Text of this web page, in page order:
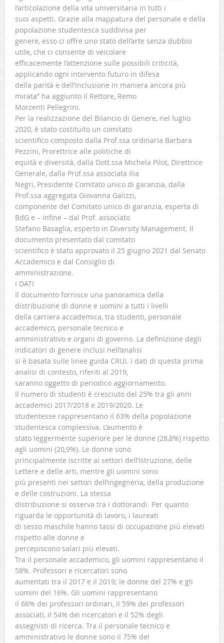
l’articolazione della vita universitaria in tutti i
suoi aspetti. Grazie alla mappatura del personale e della
popolazione studentesca suddivisa per
genere, esso ci offre uno stato dell’arte senza dubbio
utile, che ci consente di veicolare
efficacemente l’attenzione sulle possibili criticità,
applicando ogni intervento futuro in difesa
della parità e dell’inclusione in maniera ancora più
mirata” ha aggiunto il Rettore, Remo
Morzenti Pellegrini.
Per la realizzazione del Bilancio di Genere, nel luglio
2020, è stato costituito un comitato
scientifico composto dalla Prof.ssa ordinaria Barbara
Pezzini, Prorettrice alle politiche di
equità e diversità, dalla Dott.ssa Michela Pilot, Direttrice
Generale, dalla Prof.ssa associata Ilia
Negri, Presidente Comitato unico di garanzia, dalla
Prof.ssa aggregata Giovanna Galizzi,
componente del Comitato unico di garanzia, esperta di
BdG e – infine – dal Prof. associato
Stefano Basaglia, esperto in Diversity Management. Il
documento presentato dal comitato
scientifico è stato approvato il 25 giugno 2021 dal Senato
Accademico e dal Consiglio di
amministrazione.
I DATI
Il documento fornisce una panoramica della
distribuzione di donne e uomini a tutti i livelli
della carriera accademica, tra studenti, personale
accademico, personale tecnico e
amministrativo e organi di governo. La definizione degli
indicatori di genere inclusi nell’analisi
si è basata sulle linee guida CRUI. I dati di questa prima
analisi di contesto, riferiti al 2019,
saranno oggetto di periodico aggiornamento.
Il numero di studenti è cresciuto del 25% tra gli anni
accademici 2017/2018 e 2019/2020. Le
studentesse rappresentano il 63% della popolazione
studentesca complessiva. L’aumento è
stato leggermente superiore per le donne (28,8%) rispetto
agli uomini (20,9%). Le donne sono
principalmente iscritte ai settori dell’Istruzione, delle
Lettere e delle arti, mentre gli uomini sono
più presenti nei settori dell’ingegneria, della produzione
e delle costruzioni. La stessa
distribuzione si osserva tra i dottorandi. Per quanto
riguarda le opportunità di lavoro, i laureati
di sesso maschile hanno tassi di occupazione più elevati
rispetto alle donne e
percepiscono salari più elevati.
Tra il personale accademico, gli uomini rappresentano il
58%. Professori e ricercatori sono
aumentati tra il 2017 e il 2019; le donne del 27% e gli
uomini del 16%. Gli uomini rappresentano
il 66% dei professori ordinari, il 59% dei professori
associati, il 54% dei ricercatori e il 52% degli
assegnisti di ricerca. Tra il personale tecnico e
amministrativo le donne sono il 75% del